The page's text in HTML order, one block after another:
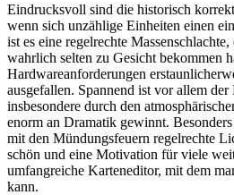
Eindrucksvoll sind die historisch
wenn sich unzählige Einheiten einen
ist es eine regelrechte
wahrlich selten zu Gesicht bekommen
Hardwareanforderungen
ausgefallen. Spannend ist vor allem
insbesondere durch den
enorm an Dramatik gewinnt.
mit den Mündungsfeuern regelrechte
schön und eine Motivation für viele
umfangreiche Karteneditor, mit dem
kann.